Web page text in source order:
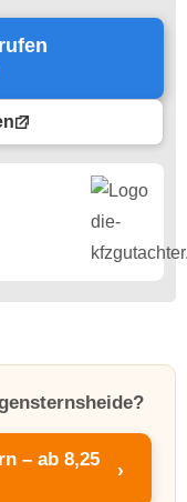
– ab 8,25
›